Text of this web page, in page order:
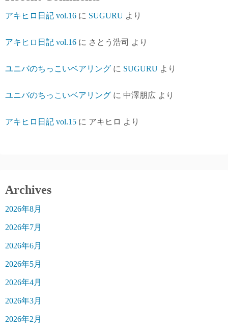
アキヒロ日記 vol.16 に SUGURU より
アキヒロ日記 vol.16 に さとう浩司 より
ユニバのちっこいベアリング に SUGURU より
ユニバのちっこいベアリング に 中澤朋広 より
アキヒロ日記 vol.15 に アキヒロ より
Archives
2026年8月
2026年7月
2026年6月
2026年5月
2026年4月
2026年3月
2026年2月